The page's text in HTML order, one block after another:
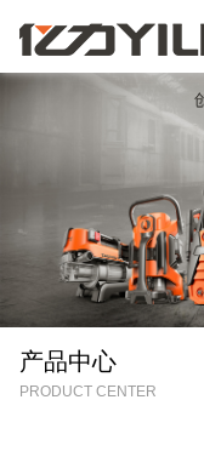
产品中心
PRODUCT CENTER